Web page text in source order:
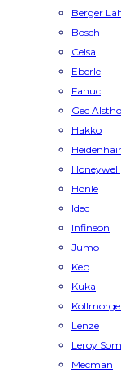
Berger
Bosch
Celsa
Eberle
Fanuc
Gec
Hakko
Honeywell
Honle
Idec
Infineon
Jumo
Keb
Kuka
Lenze
Leroy
Mecman